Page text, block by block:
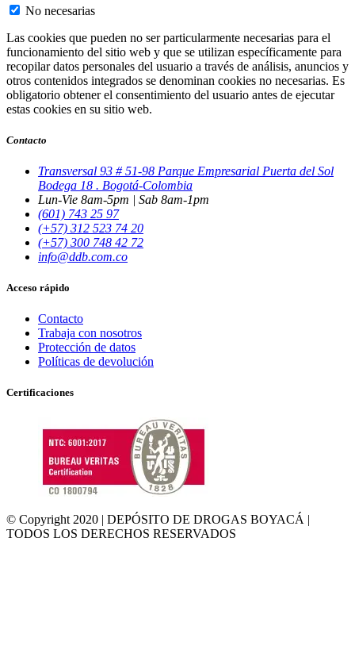
No necesarias
Las cookies que pueden no ser particularmente necesarias para el
funcionamiento del sitio web y que se utilizan específicamente para
recopilar datos personales del usuario a través de análisis, anuncios y
otros contenidos integrados se denominan cookies no necesarias. Es
obligatorio obtener el consentimiento del usuario antes de ejecutar
estas cookies en su sitio web.
Contacto
Transversal 93 # 51-98 Parque Empresarial Puerta del Sol
Bodega 18 . Bogotá-Colombia
Lun-Vie 8am-5pm | Sab 8am-1pm
(601) 743 25 97
(+57) 312 523 74 20
(+57) 300 748 42 72
info@ddb.com.co
Acceso rápido
Contacto
Trabaja con nosotros
Protección de datos
Políticas de devolución
Certificaciones
© Copyright 2020 | DEPÓSITO DE DROGAS BOYACÁ |
TODOS LOS DERECHOS RESERVADOS